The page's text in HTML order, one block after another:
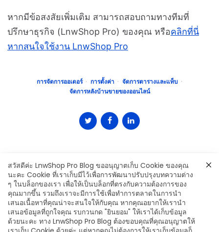
หากมีข้อสงสัยเพิ่มเติม สามารถสอบถามทางทีมที่
ปรึกษาธุรกิจ (LnwShop Pro) ของคุณ หรือคลิกที่นี่
หากสนใจใช้งาน LnwShop Pro
การจัดการออเดอร์ การตั้งค่า
จัดการตารางและแท็บ
จัดการหลังบ้านขายของออนไลน์
Leave a Comment
สวัสดีค่ะ LnwShop Pro Blog ขออนุญาตเก็บ Cookie ของคุณ
นะคะ Cookie ที่เราเก็บมีไว้เพื่อการพัฒนาปรับปรุงบทความต่าง
ๆ ในบล็อกของเรา เพื่อให้เป็นบล็อกที่ตรงกับความต้องการของ
คุณมากขึ้น รวมถึงเราจะมีการใช้เพื่อทำการตลาดในการนำ
เสนอเนื้อหาที่คุณน่าจะสนใจให้กับคุณ หากคุณอยากให้เรานำ
เสนอข้อมูลที่ถูกใจคุณ รบกวนกด "ยินยอม" ให้เราได้เก็บข้อมูล
ด้วยนะคะ ทาง LnwShop Pro Blog ต้องขอบคุณที่คุณอนุญาตให้